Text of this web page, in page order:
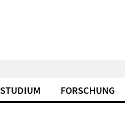
STUDIUM FORSCHUNG